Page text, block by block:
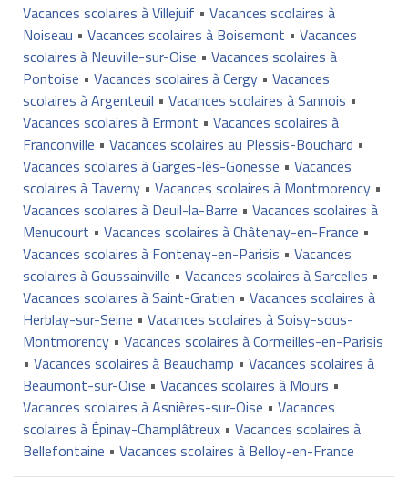
Vacances scolaires à Villejuif • Vacances scolaires à
Noiseau • Vacances scolaires à Boisemont • Vacances
scolaires à Neuville-sur-Oise • Vacances scolaires à
Pontoise • Vacances scolaires à Cergy• Vacances
scolaires à Argenteuil • Vacances scolaires à Sannois •
Vacances scolaires à Ermont • Vacances scolaires à
Franconville • Vacances scolaires au Plessis-Bouchard •
Vacances scolaires à Garges-lès-Gonesse • Vacances
scolaires à Taverny• Vacances scolaires à Montmorency•
Vacances scolaires à Deuil-la-Barre • Vacances scolaires à
Menucourt • Vacances scolaires à Châtenay-en-France •
Vacances scolaires à Fontenay-en-Parisis • Vacances
scolaires à Goussainville • Vacances scolaires à Sarcelles •
Vacances scolaires à Saint-Gratien • Vacances scolaires à
Herblay-sur-Seine • Vacances scolaires à Soisy-sous-
Montmorency• Vacances scolaires à Cormeilles-en-Parisis
• Vacances scolaires à Beauchamp • Vacances scolaires à
Beaumont-sur-Oise • Vacances scolaires à Mours •
Vacances scolaires à Asnières-sur-Oise • Vacances
scolaires à Épinay-Champlâtreux• Vacances scolaires à
Bellefontaine • Vacances scolaires à Belloy-en-France